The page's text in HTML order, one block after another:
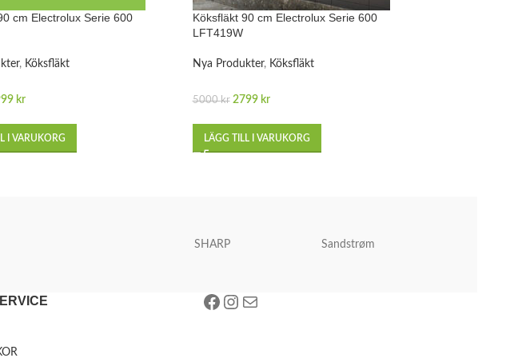
cm Electrolux Serie 600
, Köksfläkt
kr
I VARUKORG
Köksfläkt 90 cm Electrolux Serie 600
LFT419W
Nya Produkter, Köksfläkt
5000kr 2799 kr
LÄGG TILL I VARUKORG
SHARP Sandstrøm